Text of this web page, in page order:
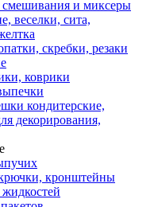
смешивания и миксеры
веселки, сита,
скребки, резаки
коврики
кондитерские,
декорирования,
кронштейны